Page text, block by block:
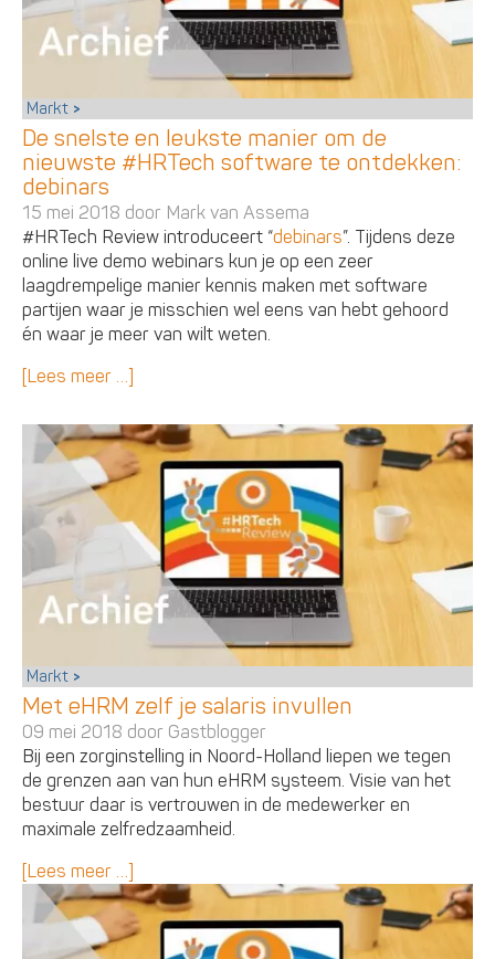
Markt
De snelste en leukste manier om de
nieuwste #HRTech software te ontdekken:
debinars
15 mei 2018 door Mark van Assema
#HRTech Review introduceert “debinars”. Tijdens deze
online live demo webinars kun je op een zeer
laagdrempelige manier kennis maken met software
partijen waar je misschien wel eens van hebt gehoord
én waar je meer van wilt weten.
[Lees meer …]
Markt
Met eHRM zelf je salaris invullen
09 mei 2018 door Gastblogger
Bij een zorginstelling in Noord-Holland liepen we tegen
de grenzen aan van hun eHRM systeem. Visie van het
bestuur daar is vertrouwen in de medewerker en
maximale zelfredzaamheid.
[Lees meer …]